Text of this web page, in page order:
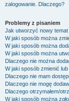
zalogowanie. Dlaczego?
Problemy z pisaniem
Jak utworzyć nowy temat
W jaki sposób można
W jaki sposób można
W jaki sposób można
Dlaczego nie można
W jaki sposób zmienić
Dlaczego nie mam
Dlaczego nie mogę
Dlaczego otrzymałem/
W jaki sposób można